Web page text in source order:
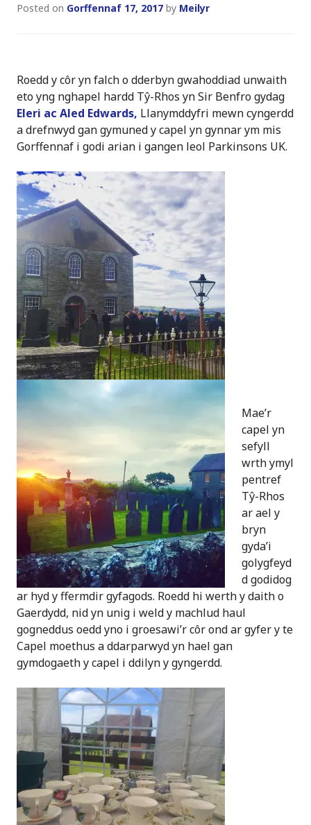
Posted on Gorffennaf 17, 2017 by Meilyr
Roedd y côr yn falch o dderbyn gwahoddiad unwaith
eto yng nghapel hardd Tŷ-Rhos yn Sir Benfro gydag
Eleri ac Aled Edwards, Llanymddyfri mewn cyngerdd
a drefnwyd gan gymuned y capel yn gynnar ym mis
Gorffennaf i godi arian i gangen leol Parkinsons UK.
Mae’r
capel yn
sefyll
wrth ymyl
pentref
Tŷ-Rhos
ar ael y
bryn
gyda’i
golygfeyd
d godidog
ar hyd y ffermdir gyfagods. Roedd hi werth y daith o
Gaerdydd, nid yn unig i weld y machlud haul
gogneddus oedd yno i groesawi’r côr ond ar gyfer y te
Capel moethus a ddarparwyd yn hael gan
gymdogaeth y capel i ddilyn y gyngerdd.